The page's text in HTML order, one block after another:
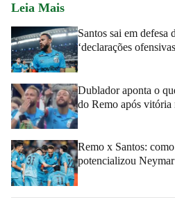
Leia Mais
Santos sai em defesa
‘declarações
Dublador aponta o
do Remo após
Remo x Santos:
potencializou Neymar